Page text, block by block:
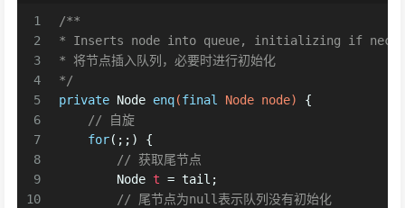
1
2
3
4
5
6
7
8
9
10
/**
* Inserts node into queue, initializing if
* 将节点插入队列，必要时进行初始化
*/
private Node enq(final Node node)
{
// 自旋
for(;;) {
// 获取尾节点
Node t = tail;
// 尾节点为null表示队列没有初始化